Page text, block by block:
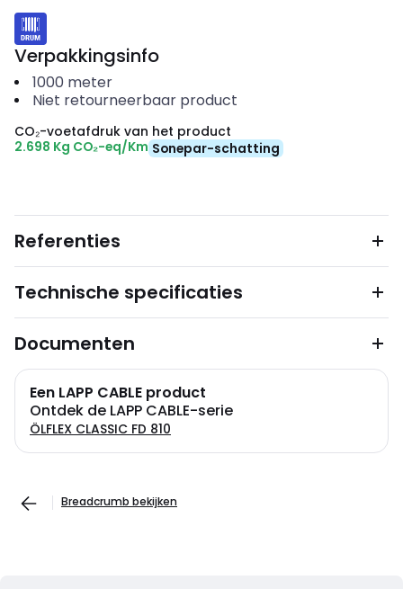
Verpakkingsinfo
1000 meter
Niet retourneerbaar product
CO₂-voetafdruk van het product
2.698 Kg CO₂-eq/Km Sonepar-schatting
Referenties
Technische specificaties
Documenten
Een LAPP CABLE product
Ontdek de LAPP CABLE-serie
ÖLFLEX CLASSIC FD 810
Breadcrumb bekijken